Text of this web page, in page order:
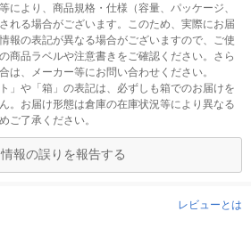
により、商品規格・仕様（容量、パッケージ、
れる場合がございます。このため、実際にお届
報の表記が異なる場合がございますので、ご使
商品ラベルや注意書きをご確認ください。さら
は、メーカー等にお問い合わせください。
」や「箱」の表記は、必ずしも箱でのお届けを
。お届け形態は倉庫の在庫状況等により異なる
ご了承ください。
報の誤りを報告する
レビューとは